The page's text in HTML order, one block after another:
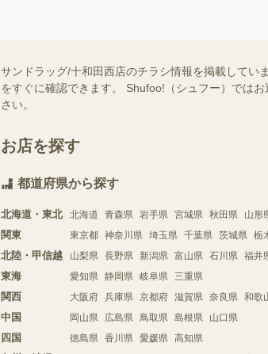
サンドラッグ/十和田西店のチラシ情報を掲載してい
をすぐに確認できます。 Shufoo!（シュフー）では
さい。
お店を探す
都道府県から探す
北海道・東北 北海道 青森県 岩手県 宮城県 秋田県 山形
関東 東京都 神奈川県 埼玉県 千葉県 茨城県 栃
北陸・甲信越 山梨県 長野県 新潟県 富山県 石川県 福井
東海 愛知県 静岡県 岐阜県 三重県
関西 大阪府 兵庫県 京都府 滋賀県 奈良県 和歌
中国 岡山県 広島県 鳥取県 島根県 山口県
四国 徳島県 香川県 愛媛県 高知県